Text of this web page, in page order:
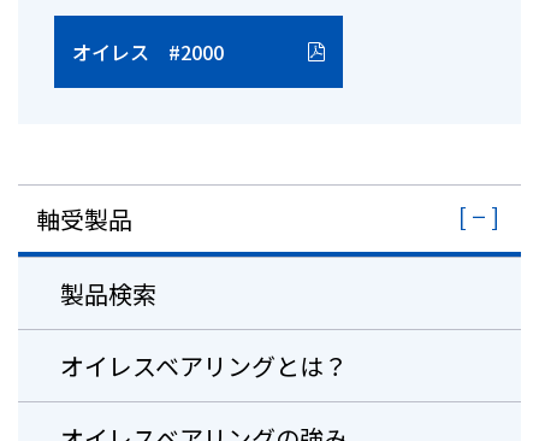
オイレス #2000
軸受製品
製品検索
オイレスベアリングとは？